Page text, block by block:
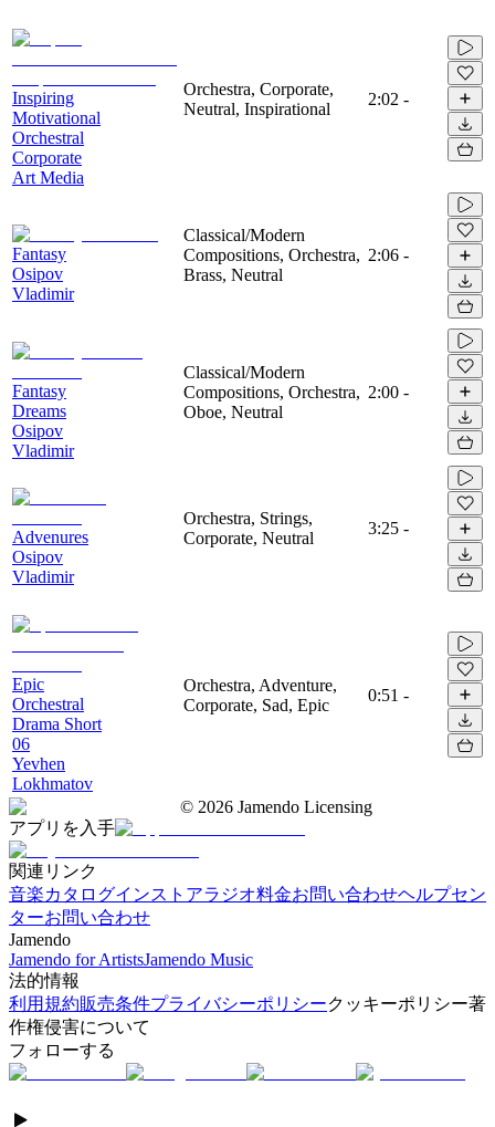
Inspiring
Motivational
Orchestral
Corporate
Art Media
Orchestra, Corporate,
Neutral, Inspirational
2:02 -
Fantasy
Osipov
Vladimir
Classical/Modern
Compositions, Orchestra,
Brass, Neutral
2:06 -
Fantasy
Dreams
Osipov
Vladimir
Classical/Modern
Compositions, Orchestra,
Oboe, Neutral
2:00 -
Advenures
Osipov
Vladimir
Orchestra, Strings,
Corporate, Neutral
3:25 -
Epic
Orchestral
Drama Short
06
Yevhen
Lokhmatov
Orchestra, Adventure,
Corporate, Sad, Epic
0:51 -
© 2026 Jamendo Licensing
アプリを入手
関連リンク
音楽カタログインストアラジオ料金お問い合わせヘルプセン
ターお問い合わせ
Jamendo
Jamendo for ArtistsJamendo Music
法的情報
利用規約販売条件プライバシーポリシークッキーポリシー著
作権侵害について
フォローする